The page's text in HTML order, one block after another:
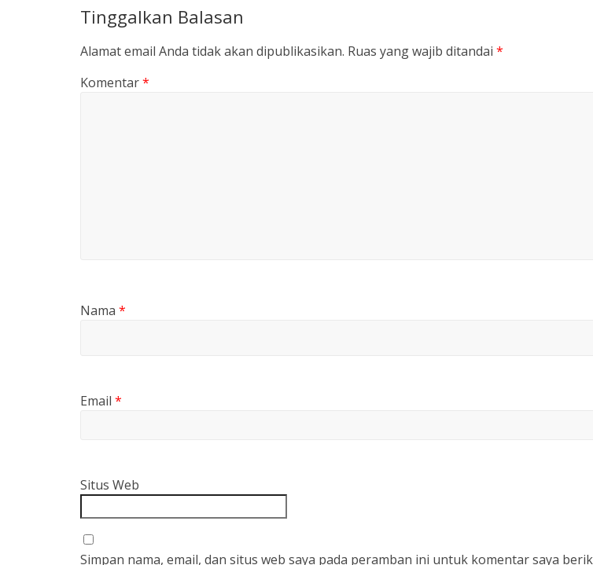
Tinggalkan Balasan
Alamat email Anda tidak akan dipublikasikan. Ruas yang wajib ditandai *
Komentar*
Nama *
Email *
Situs Web
Simpan nama, email, dan situs web saya pada peramban ini untuk komentar saya